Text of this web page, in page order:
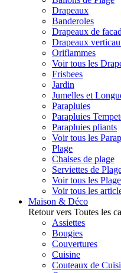
Drapeaux
Banderoles
Drapeaux de
Drapeaux
Oriflammes
Voir tous les
Frisbees
Jardin
Jumelles et
Parapluies
Parapluies
Parapluies pliants
Voir tous les
Plage
Chaises de plage
Serviettes de
Voir tous les Plage
Voir tous les
Maison & Déco
Retour vers Toutes les
Assiettes
Bougies
Couvertures
Cuisine
Couteaux de